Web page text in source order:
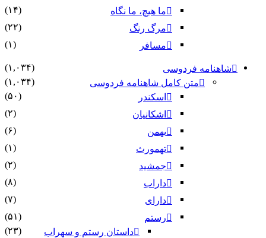
ما هیچ، ما نگاه
(۱۴)
مرگ رنگ
(۲۲)
مسافر
(۱)
شاهنامه فردوسی
(۱,۰۳۴)
متن کامل شاهنامه فردوسی
(۱,۰۳۴)
اسکندر
(۵۰)
اشکانیان
(۲)
بهمن
(۶)
تهمورث
(۱)
جمشید
(۲)
داراب
(۸)
دارای
(۷)
رستم
(۵۱)
داستان رستم و سهراب
(۲۳)